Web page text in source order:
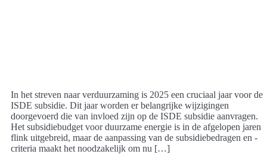
In het streven naar verduurzaming is 2025 een cruciaal jaar voor de
ISDE subsidie. Dit jaar worden er belangrijke wijzigingen
doorgevoerd die van invloed zijn op de ISDE subsidie aanvragen.
Het subsidiebudget voor duurzame energie is in de afgelopen jaren
flink uitgebreid, maar de aanpassing van de subsidiebedragen en -
criteria maakt het noodzakelijk om nu […]